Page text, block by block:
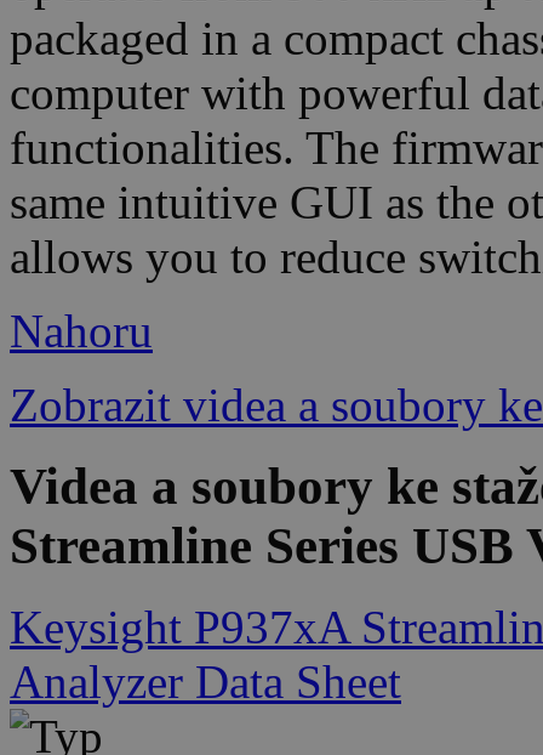
packaged in a compact
computer with powerful
functionalities. The
same intuitive GUI as the
allows you to reduce
Nahoru
Zobrazit videa a soubory
Videa a soubory ke
Streamline Series
Keysight P937xA
Analyzer Data Sheet